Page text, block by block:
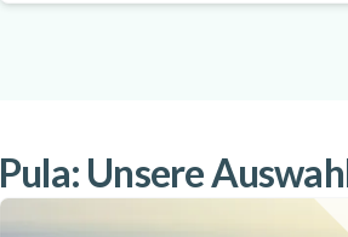
Pula: Unsere